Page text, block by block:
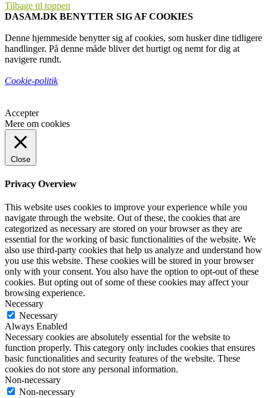
Tilbage til toppen
DASAM.DK BENYTTER SIG AF COOKIES
Denne hjemmeside benytter sig af cookies, som husker dine tidligere
handlinger. På denne måde bliver det hurtigt og nemt for dig at
navigere rundt.
Cookie-politik
Accepter
Mere om cookies
Close
Privacy Overview
This website uses cookies to improve your experience while you
navigate through the website. Out of these, the cookies that are
categorized as necessary are stored on your browser as they are
essential for the working of basic functionalities of the website. We
also use third-party cookies that help us analyze and understand how
you use this website. These cookies will be stored in your browser
only with your consent. You also have the option to opt-out of these
cookies. But opting out of some of these cookies may affect your
browsing experience.
Necessary
Necessary
Always Enabled
Necessary cookies are absolutely essential for the website to
function properly. This category only includes cookies that ensures
basic functionalities and security features of the website. These
cookies do not store any personal information.
Non-necessary
Non-necessary